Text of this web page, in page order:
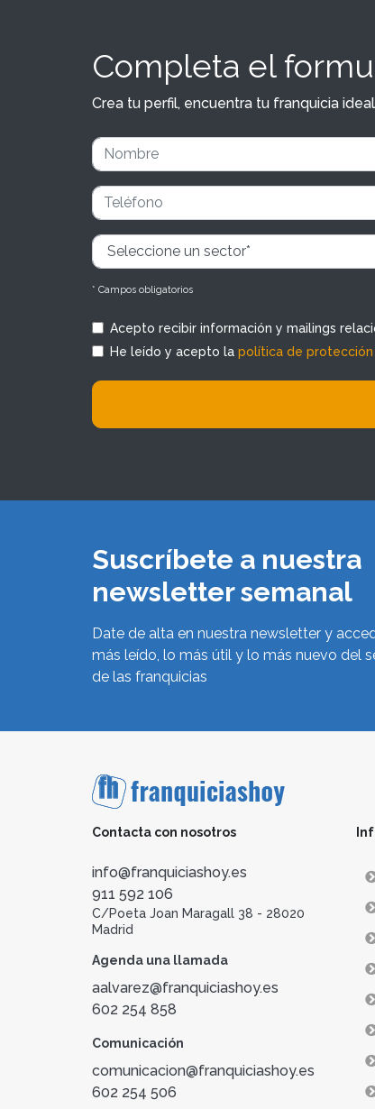
Completa el
Crea tu perfil, encuentra tu franquicia
* Campos obligatorios
Acepto recibir información y mailings
He leído y acepto la política de
Suscríbete a nuestra
newsletter semanal
Date de alta en nuestra newsletter y
más leído, lo más útil y lo más nuevo del
de las franquicias
Contacta con nosotros
info@franquiciashoy.es
911 592 106
C/Poeta Joan Maragall 38 - 28020
Madrid
Agenda una llamada
aalvarez@franquiciashoy.es
602 254 858
Comunicación
comunicacion@franquiciashoy.es
602 254 506